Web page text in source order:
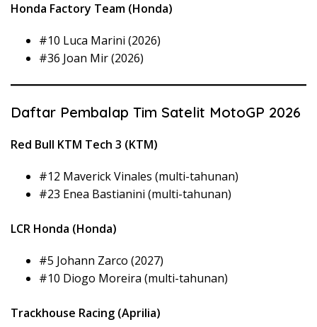
Honda Factory Team (Honda)
#10 Luca Marini (2026)
#36 Joan Mir (2026)
Daftar Pembalap Tim Satelit MotoGP 2026
Red Bull KTM Tech 3 (KTM)
#12 Maverick Vinales (multi-tahunan)
#23 Enea Bastianini (multi-tahunan)
LCR Honda (Honda)
#5 Johann Zarco (2027)
#10 Diogo Moreira (multi-tahunan)
Trackhouse Racing (Aprilia)